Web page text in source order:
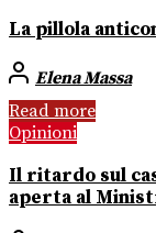
La pillola
Elena Massa
Read more
Opinioni
Il ritardo sul
aperta al